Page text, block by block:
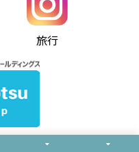
シー
って
旅行